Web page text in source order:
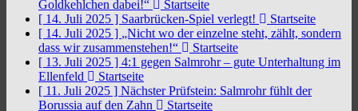
Goldkehlchen dabei!“
Startseite
[ 14. Juli 2025 ] Saarbrücken-Spiel verlegt!
Startseite
[ 14. Juli 2025 ] „Nicht wo der einzelne steht, zählt, sondern
dass wir zusammenstehen!“
Startseite
[ 13. Juli 2025 ] 4:1 gegen Salmrohr – gute Unterhaltung im
Ellenfeld
Startseite
[ 11. Juli 2025 ] Nächster Prüfstein: Salmrohr fühlt der
Borussia auf den Zahn
Startseite